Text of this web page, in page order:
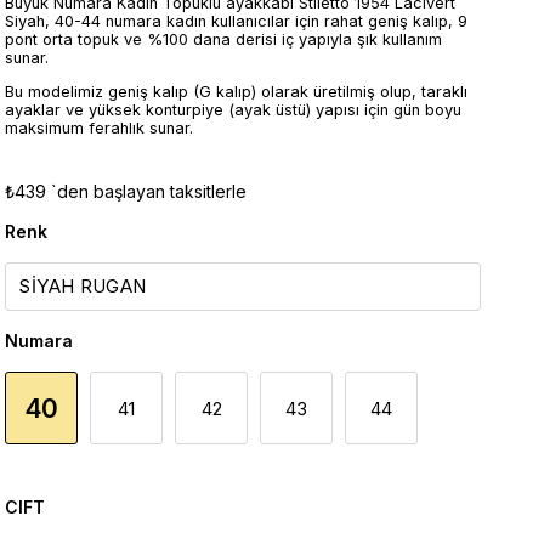
Siyah, 40-44 numara kadın kullanıcılar için rahat geniş kalıp, 9
pont orta topuk ve %100 dana derisi iç yapıyla şık kullanım
sunar.
Bu modelimiz geniş kalıp (G kalıp) olarak üretilmiş olup, taraklı
ayaklar ve yüksek konturpiye (ayak üstü) yapısı için gün boyu
maksimum ferahlık sunar.
₺439 `den başlayan taksitlerle
Renk
Numara
40 41 42 43 44
CIFT